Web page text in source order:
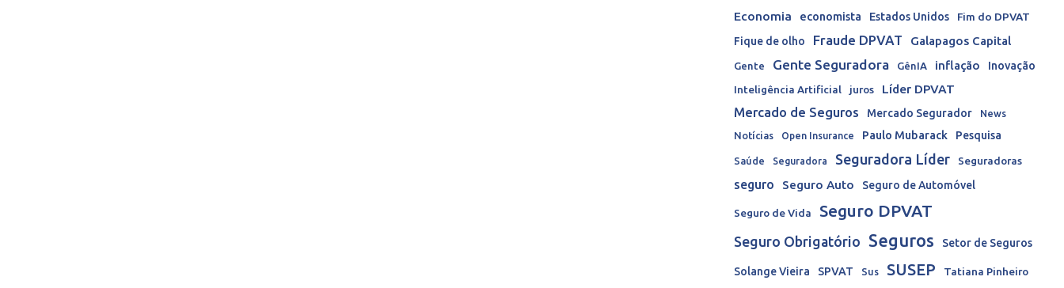
Economia
economista Estados Unidos
Fim do DPVAT
Fique de olho
Fraude DPVAT Galapagos Capital
Gente Gente Seguradora GênIA inflação
Inovação
Inteligência Artificial
juros
Líder DPVAT
Mercado de Seguros
Mercado Segurador
News
Notícias
Open Insurance Paulo Mubarack Pesquisa
Saúde Seguradora Seguradora Líder Seguradoras
seguro Seguro Auto Seguro de Automóvel
Seguro de Vida Seguro DPVAT
Seguro Obrigatório Seguros Setor de Seguros
Solange Vieira SPVAT Sus SUSEP
Tatiana Pinheiro